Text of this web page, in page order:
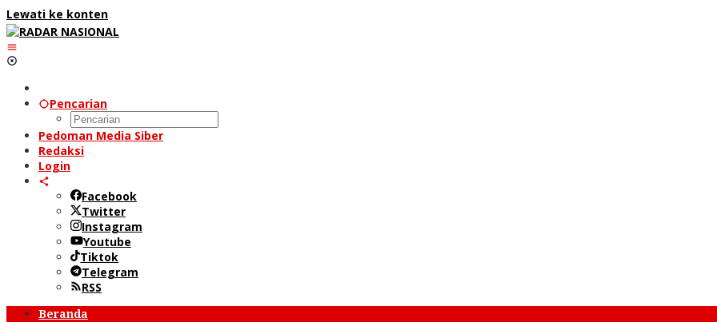
Lewati ke konten
Pencarian
Pedoman Media Siber
Redaksi
Login
Facebook
Twitter
Instagram
Youtube
Tiktok
Telegram
RSS
Beranda